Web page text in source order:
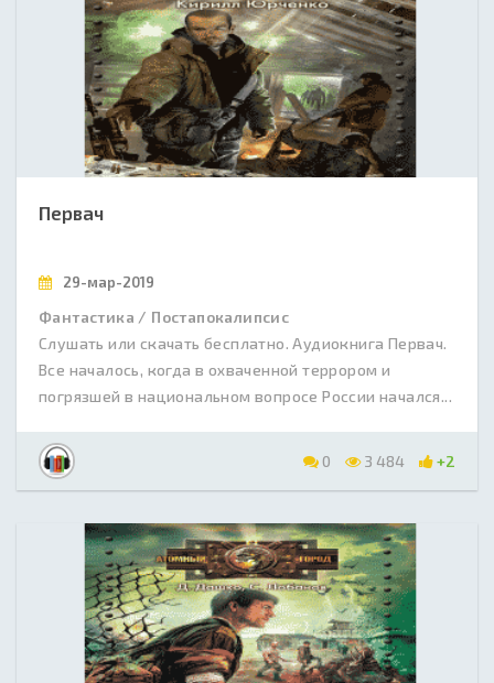
Первач
29-мар-2019
Фантастика / Постапокалипсис
Слушать или скачать бесплатно. Аудиокнига Первач.
Все началось, когда в охваченной террором и
погрязшей в национальном вопросе России начался...
0 3 484 +2